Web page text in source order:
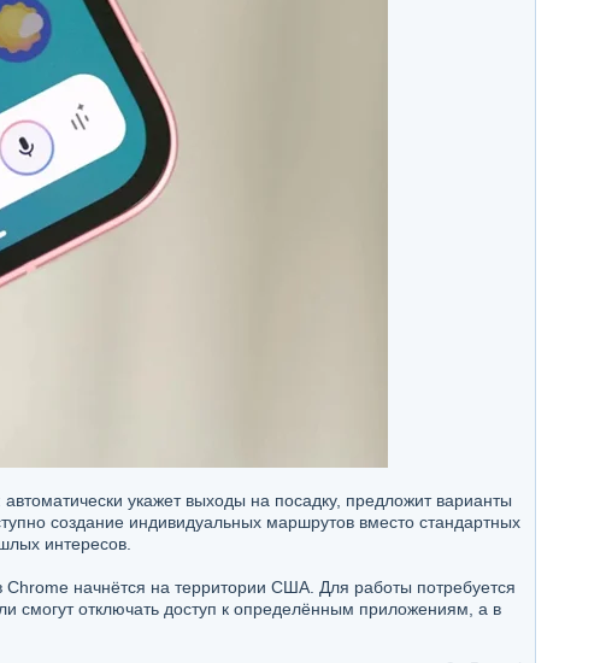
укажет выходы на посадку, предложит варианты
создание индивидуальных маршрутов вместо стандартных
интересов.
начнётся на территории США. Для работы потребуется
смогут отключать доступ к определённым приложениям, а в